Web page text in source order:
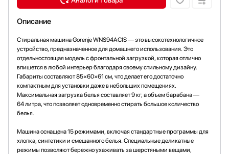
Описание
Стиральная машина Gorenje WNS94ACIS — это высокотехнологичное
устройство, предназначенное для домашнего использования. Это
отдельностоящая модель с фронтальной загрузкой, которая отлично
впишется в любой интерьер благодаря своему стильному дизайну.
Габариты составляют 85×60×61 см, что делает его достаточно
компактным для установки даже в небольших помещениях.
Максимальная загрузка белья составляет 9 кг, а объем барабана —
64 литра, что позволяет одновременно стирать большое количество
белья.
Машина оснащена 15 режимами, включая стандартные программы для
хлопка, синтетики и смешанного белья. Специальные деликатные
режимы позволяют бережно ухаживать за шерстяными вещами,